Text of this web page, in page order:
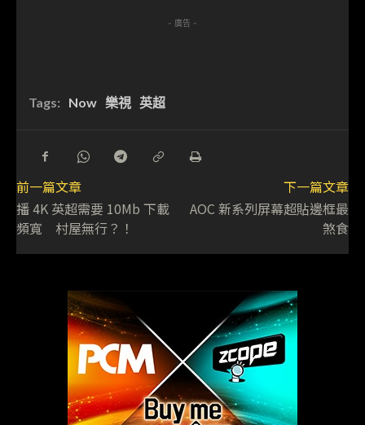
- 廣告 -
Tags: Now 樂視 英超
前一篇文章
播 4K 英超需要 10Mb 下載
頻寬 村屋無行？！
下一篇文章
AOC 新系列屏幕超貼邊框最
煞食